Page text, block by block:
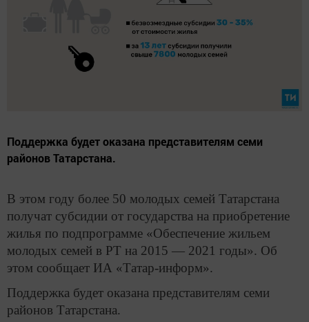
Поддержка будет оказана представителям семи
районов Татарстана.
В этом году более 50 молодых семей Татарстана
получат субсидии от государства на приобретение
жилья по подпрограмме «Обеспечение жильем
молодых семей в РТ на 2015 — 2021 годы». Об
этом сообщает ИА «Татар-информ».
Поддержка будет оказана представителям семи
районов Татарстана.